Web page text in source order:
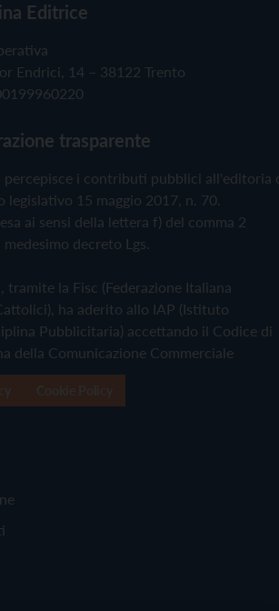
Editrice
Endrici, 14 – 38122 Trento
trasparente
percepisce i contributi pubblici all'editoria
legislativo 15 maggio 2017, n. 70.
ai sensi della lettera f) del comma 2
decreto Lgs.
tramite la Fisc (Federazione Italiana
ha aderito allo IAP (Istituto
Pubblicitaria) accettando il Codice di
della Comunicazione Commerciale